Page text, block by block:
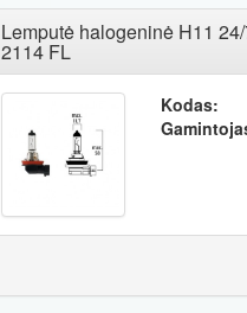
Lemputė halogeninė H11
2114 FL
Kodas: